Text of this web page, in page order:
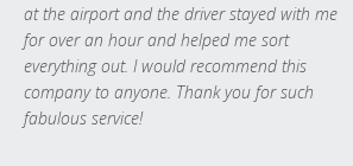
at the airport and the driver stayed with me
for over an hour and helped me sort
everything out. I would recommend this
company to anyone. Thank you for such
fabulous service!